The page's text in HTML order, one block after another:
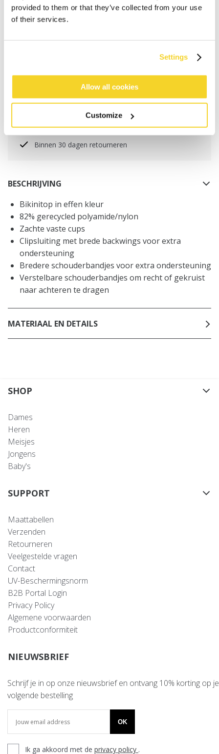
provided to them or that they’ve collected from your use
of their services.
Settings
Allow all cookies
Customize
Bestellingen die op werkdagen vóór 12:00 uur
worden geplaatst, worden dezelfde dag verzonden
Gratis verzending voor orders boven € 50,- binnen
NL
Binnen 30 dagen retourneren
BESCHRIJVING
Bikinitop in effen kleur
82% gerecycled polyamide/nylon
Zachte vaste cups
Clipsluiting met brede backwings voor extra
ondersteuning
Bredere schouderbandjes voor extra ondersteuning
Verstelbare schouderbandjes om recht of gekruist
naar achteren te dragen
MATERIAAL EN DETAILS
SHOP
Dames
Heren
Meisjes
Jongens
Baby's
SUPPORT
Maattabellen
Verzenden
Retourneren
Veelgestelde vragen
Contact
UV-Beschermingsnorm
B2B Portal Login
Privacy Policy
Algemene voorwaarden
Productconformiteit
NIEUWSBRIEF
Schrijf je in op onze nieuwsbrief en ontvang 10% korting op je
volgende bestelling
OK
Ik ga akkoord met de privacy policy .